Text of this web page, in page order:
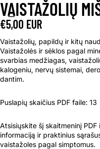
VAISTAŽOLIŲ
€5,00 EUR
Vaistažolių, papildų ir kitų
Vaistažolės ir sėklos pagal
svarbias medžiagas,
kalogeniu, nervų sistemai,
dantim.
Puslapių skaičius PDF faile: 13
Atsisiųskite šį skaitmeninį
informaciją ir praktinius
vaistažoles pagal simptomus.